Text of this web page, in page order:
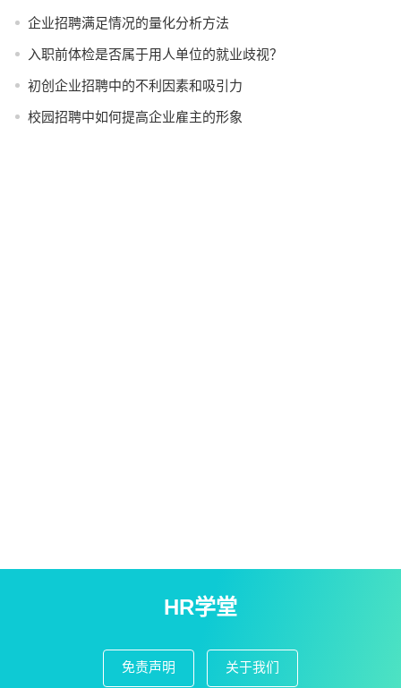
企业招聘满足情况的量化分析方法
入职前体检是否属于用人单位的就业歧视？
初创企业招聘中的不利因素和吸引力
校园招聘中如何提高企业雇主的形象
HR学堂
免责声明 关于我们